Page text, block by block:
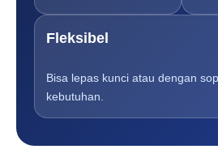
Fleksibel
Bisa lepas kunci atau dengan
kebutuhan.